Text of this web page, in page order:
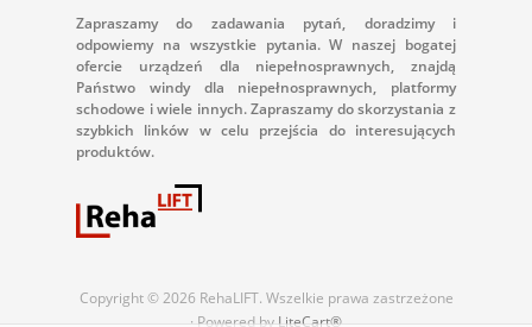
Zapraszamy do zadawania pytań, doradzimy i
odpowiemy na wszystkie pytania. W naszej bogatej
ofercie urządzeń dla niepełnosprawnych, znajdą
Państwo windy dla niepełnosprawnych, platformy
schodowe i wiele innych. Zapraszamy do skorzystania z
szybkich linków w celu przejścia do interesujących
produktów.
Copyright © 2026 RehaLIFT. Wszelkie prawa zastrzeżone
· Powered by LiteCart®